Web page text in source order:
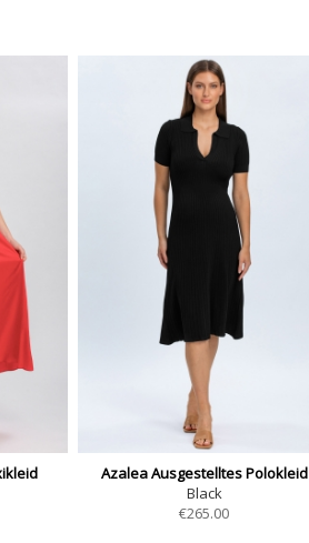
Azalea Ausgestelltes Polokleid
Black
€265.00